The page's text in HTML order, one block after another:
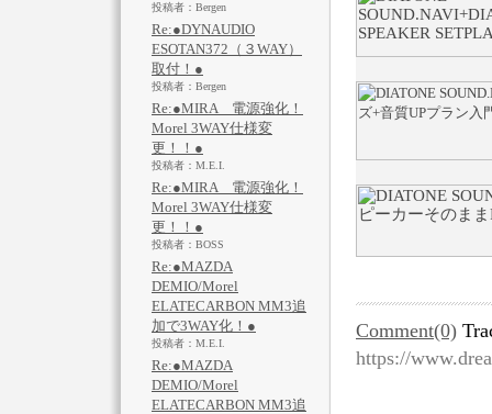
投稿者：Bergen
Re:●DYNAUDIO
ESOTAN372（３WAY）
取付！●
投稿者：Bergen
Re:●MIRA 電源強化！
Morel 3WAY仕様変
更！！●
投稿者：M.E.I.
Re:●MIRA 電源強化！
Morel 3WAY仕様変
更！！●
投稿者：BOSS
Re:●MAZDA
DEMIO/Morel
ELATECARBON MM3追
加で3WAY化！●
投稿者：M.E.I.
Re:●MAZDA
DEMIO/Morel
ELATECARBON MM3追
Comment(0)
https://